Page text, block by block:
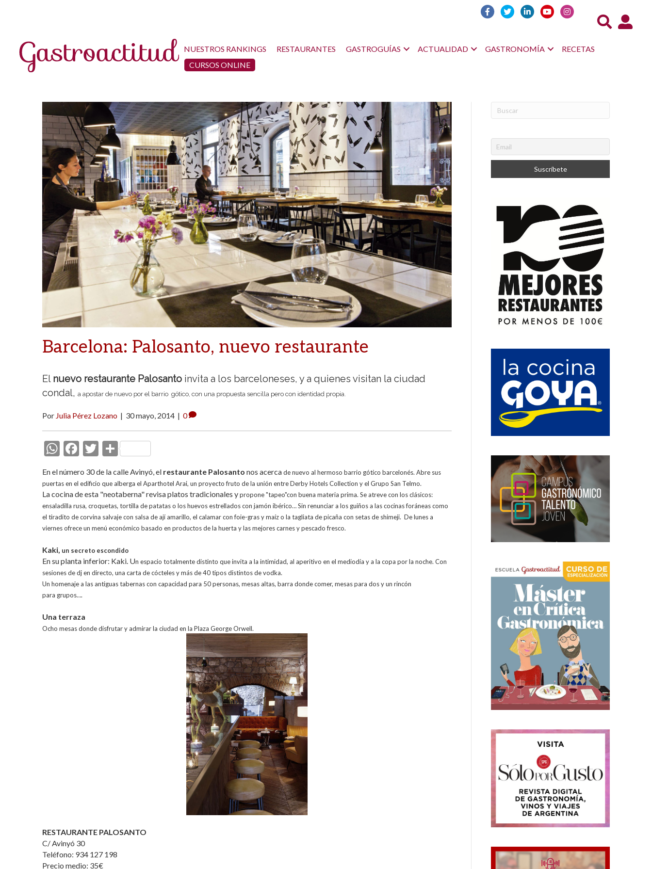
Acceso
NUESTROS RANKINGS RESTAURANTES GASTROGUÍAS ACTUALIDAD GASTRONOMÍA
RECETAS
CURSOS ONLINE
Barcelona: Palosanto, nuevo restaurante
El nuevo restaurante Palosanto invita a los barceloneses, y a quienes visitan la ciudad
condal, a apostar de nuevo por el barrio gótico, con una propuesta sencilla pero con identidad propia.
Por Julia Pérez Lozano | 30 mayo, 2014 | 0
W
at
s
A
p
F
e
b
o
o
T
itt
er
C
m
p
ar
ti
En el número 30 de la calle Avinyó, el restaurante Palosanto nos acercade nuevo al hermoso barrio gótico barcelonés. Abre sus
puertas en el edificio que alberga el Aparthotel Arai, un proyecto fruto de la unión entre Derby Hotels Collection y el Grupo San Telmo.
La cocina de esta "neotaberna" revisa platos tradicionales ypropone "tapeo"con buena materia prima. Se atreve con losclásicos:
ensaladilla rusa, croquetas, tortilla de patataso los huevos estrellados con jamón ibérico… Sin renunciar a los guiños a las cocinas foráneas como
el tiradito de corvina salvaje con salsa de ají amarillo, el calamar con foie-gras y maíz o la tagliata de picaña con setas de shimeji. De lunesa
viernes ofrece un menú económico basado en productos de la huerta y las mejores carnes y pescado fresco.
Kaki, un secreto escondido
En su planta inferior: Kaki. Un espacio totalmente distinto que invita a la intimidad, al aperitivo en el mediodía y a la copa por la noche. Con
sesiones de dj en directo, una carta de cócteles ymás de 40 tipos distintos de vodka.
Un homenaje a las antiguas tabernas con capacidad para 50 personas, mesas altas, barra dondecomer, mesas para dos y un rincón
para grupos….
Una terraza
Ocho mesas donde disfrutar y admirar la ciudad en la Plaza George Orwell.
RESTAURANTE PALOSANTO
C/ Avinyó 30
Teléfono: 934 127 198
Precio medio: 35€